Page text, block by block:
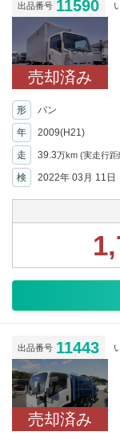
出品番号 11590
売却済み
形 バン
年
2009(H21)
走 39.3万km (実走行距
検
2022年 03月 11日
出品番号 11443
売却済み